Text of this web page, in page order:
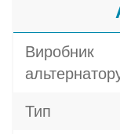
Виробник
Тип